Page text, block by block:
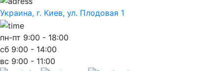
Украина, г. Киев, ул. Плодовая 1
пн-пт 9:00 - 18:00
сб 9:00 - 14:00
вс 9:00 - 11:00